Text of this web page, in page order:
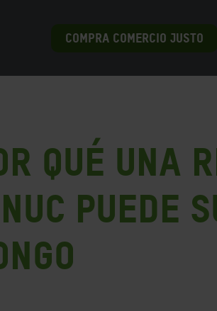
COMPRA COMERCIO JUSTO
qué una
puede